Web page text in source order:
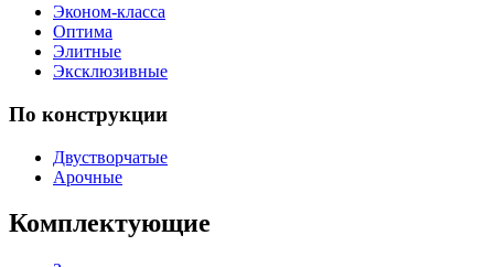
Эконом-класса
Оптима
Элитные
Эксклюзивные
По конструкции
Двустворчатые
Арочные
Комплектующие